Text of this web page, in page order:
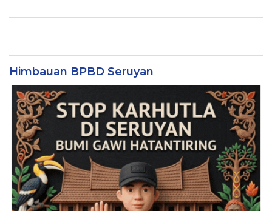
Himbauan BPBD Seruyan